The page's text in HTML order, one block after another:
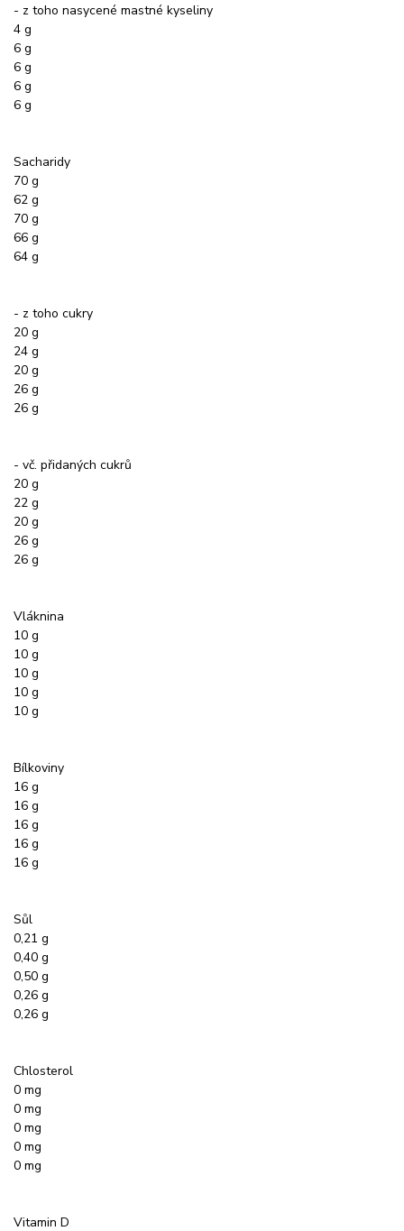
- z toho nasycené mastné kyseliny
4 g
6 g
6 g
6 g
6 g
Sacharidy
70 g
62 g
70 g
66 g
64 g
- z toho cukry
20 g
24 g
20 g
26 g
26 g
- vč. přidaných cukrů
20 g
22 g
20 g
26 g
26 g
Vláknina
10 g
10 g
10 g
10 g
10 g
Bílkoviny
16 g
16 g
16 g
16 g
16 g
Sůl
0,21 g
0,40 g
0,50 g
0,26 g
0,26 g
Chlosterol
0 mg
0 mg
0 mg
0 mg
0 mg
Vitamin D